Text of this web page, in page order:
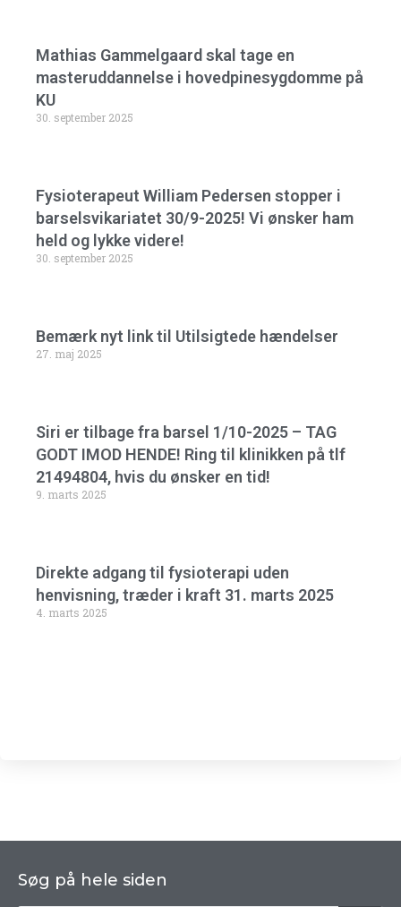
Mathias Gammelgaard skal tage en
masteruddannelse i hovedpinesygdomme på
KU
30. september 2025
Fysioterapeut William Pedersen stopper i
barselsvikariatet 30/9-2025! Vi ønsker ham
held og lykke videre!
30. september 2025
Bemærk nyt link til Utilsigtede hændelser
27. maj 2025
Siri er tilbage fra barsel 1/10-2025 – TAG
GODT IMOD HENDE! Ring til klinikken på tlf
21494804, hvis du ønsker en tid!
9. marts 2025
Direkte adgang til fysioterapi uden
henvisning, træder i kraft 31. marts 2025
4. marts 2025
Søg på hele siden